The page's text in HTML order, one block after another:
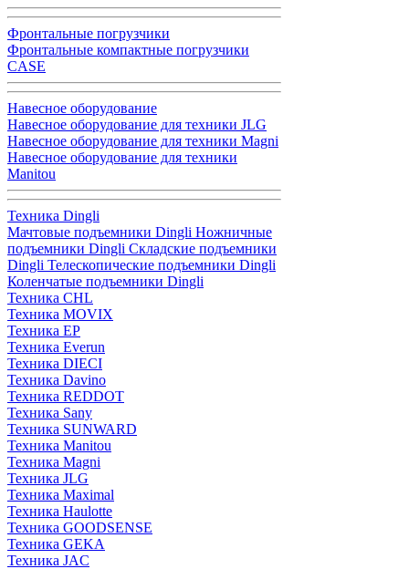
Фронтальные погрузчики
Фронтальные компактные погрузчики
CASE
Навесное оборудование
Навесное оборудование для техники JLG
Навесное оборудование для техники Magni
Навесное оборудование для техники
Manitou
Техника Dingli
Мачтовые подъемники Dingli Ножничные
подъемники Dingli Складские подъемники
Dingli Телескопические подъемники Dingli
Коленчатые подъемники Dingli
Техника CHL
Техника MOVIX
Техника EP
Техника Everun
Техника DIECI
Техника Davino
Техника REDDOT
Техника Sany
Техника SUNWARD
Техника Manitou
Техника Magni
Техника JLG
Техника Maximal
Техника Haulotte
Техника GOODSENSE
Техника GEKA
Техника JAC